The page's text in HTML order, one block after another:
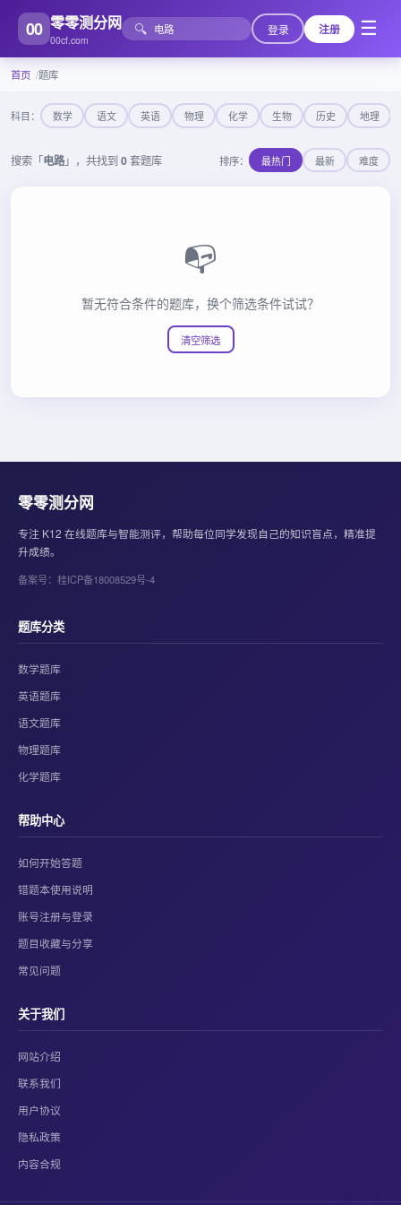
00 零零测分网
00cf.com
🔍 登录 注册 ☰
首页 题库
科目： 数学 语文 英语 物理 化学 生物 历史 地理
搜索「电路」，共找到0套题库 排序： 最热门 最新 难度
📭
暂无符合条件的题库，换个筛选条件试试？
清空筛选
零零测分网
专注 K12 在线题库与智能测评，帮助每位同学发现自己的知识盲点，精准提
升成绩。
备案号：桂ICP备18008529号-4
题库分类
数学题库
英语题库
语文题库
物理题库
化学题库
帮助中心
如何开始答题
错题本使用说明
账号注册与登录
题目收藏与分享
常见问题
关于我们
网站介绍
联系我们
用户协议
隐私政策
内容合规